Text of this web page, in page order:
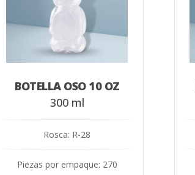
BOTELLA OSO 10 OZ
300 ml
Rosca: R-28
Piezas por empaque: 270